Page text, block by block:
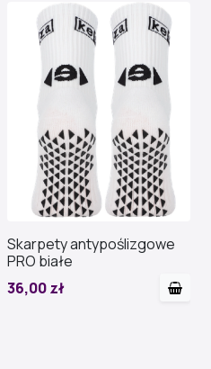
Skarpety antypoślizgowe
PRO białe
36,00 zł